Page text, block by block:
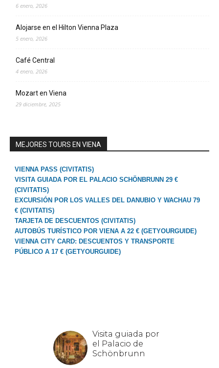
6 enero, 2026
Alojarse en el Hilton Vienna Plaza
5 enero, 2026
Café Central
4 enero, 2026
Mozart en Viena
29 diciembre, 2025
MEJORES TOURS EN VIENA
VIENNA PASS (CIVITATIS)
VISITA GUIADA POR EL PALACIO SCHÖNBRUNN 29 €
(CIVITATIS)
EXCURSIÓN POR LOS VALLES DEL DANUBIO Y WACHAU 79
€ (CIVITATIS)
TARJETA DE DESCUENTOS (CIVITATIS)
AUTOBÚS TURÍSTICO POR VIENA A 22 € (GETYOURGUIDE)
VIENNA CITY CARD: DESCUENTOS Y TRANSPORTE
PÚBLICO A 17 € (GETYOURGUIDE)